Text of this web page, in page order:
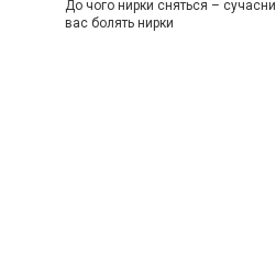
До чого нирки сняться –
вас болять нирки